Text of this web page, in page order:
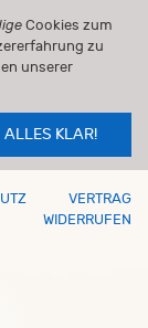
Cookies zum
zu
unserer
ALLES KLAR!
VERTRAG
WIDERRUFEN